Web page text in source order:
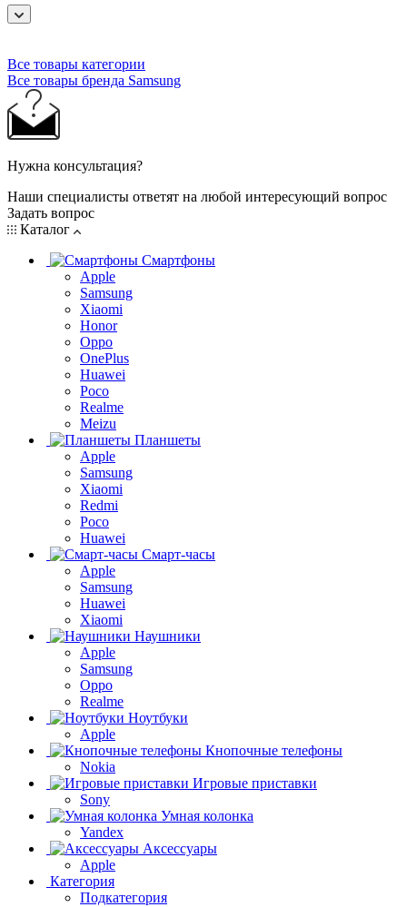
Все товары категории
Все товары бренда Samsung
Нужна консультация?
Наши специалисты ответят на любой интересующий вопрос
Задать вопрос
Каталог
Смартфоны
Apple
Samsung
Xiaomi
Honor
Oppo
OnePlus
Huawei
Poco
Realme
Meizu
Планшеты
Apple
Samsung
Xiaomi
Redmi
Poco
Huawei
Смарт-часы
Apple
Samsung
Huawei
Xiaomi
Наушники
Apple
Samsung
Oppo
Realme
Ноутбуки
Apple
Кнопочные телефоны
Nokia
Игровые приставки
Sony
Умная колонка
Yandex
Аксессуары
Apple
Категория
Подкатегория